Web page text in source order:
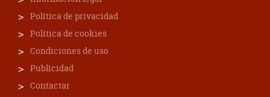
Política de privacidad
Política de cookies
Condiciones de uso
Publicidad
Contactar